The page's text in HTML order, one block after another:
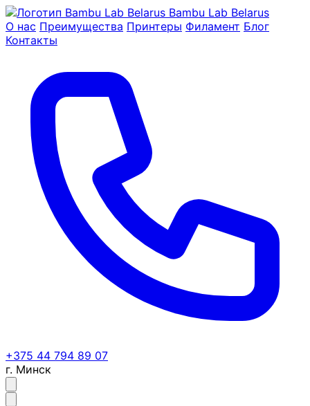
Bambu Lab Belarus
О нас Преимущества Принтеры Филамент Блог
Контакты
+375 44 794 89 07
г. Минск